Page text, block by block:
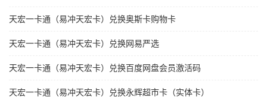
天宏一卡通（易冲天宏卡）兑换奥斯卡购物卡
天宏一卡通（易冲天宏卡）兑换网易严选
天宏一卡通（易冲天宏卡）兑换百度网盘会员激活码
天宏一卡通（易冲天宏卡）兑换永辉超市卡（实体卡）